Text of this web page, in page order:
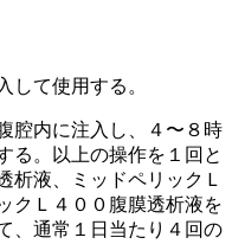
して使用する。
腔内に注入し、４〜８時
る。以上の操作を１回と
析液、ミッドペリックＬ
クＬ４００腹膜透析液を
、通常１日当たり４回の